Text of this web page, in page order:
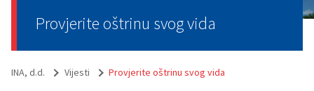
Provjerite oštrinu svog vida
INA, d.d. Vijesti Provjerite oštrinu svog vida